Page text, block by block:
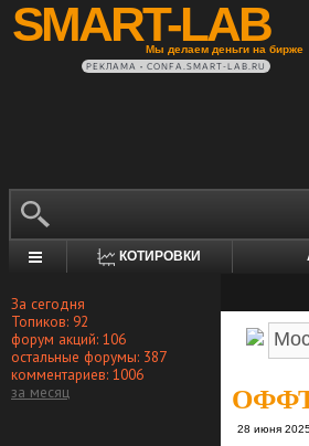
SMART-LAB
Мы делаем деньги на бирже
РЕКЛАМА • CONFA.SMART-LAB.RU
КОТИРОВКИ
За сегодня
Топиков: 92
форум акций: 106
остальные форумы: 387
комментариев: 1006
за месяц
28 июня